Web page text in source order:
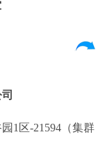
1区-21594（集群